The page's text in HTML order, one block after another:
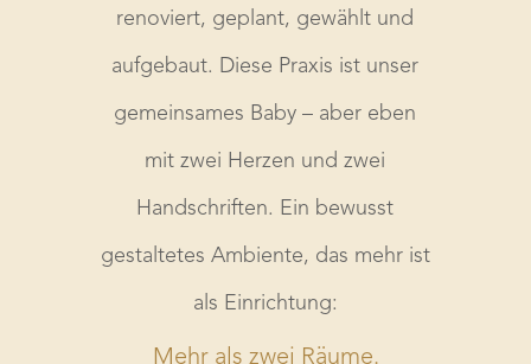
renoviert, geplant, gewählt und
aufgebaut. Diese Praxis ist unser
gemeinsames Baby – aber eben
mit zwei Herzen und zwei
Handschriften. Ein bewusst
gestaltetes Ambiente, das mehr ist
als Einrichtung:
Mehr als zwei Räume.